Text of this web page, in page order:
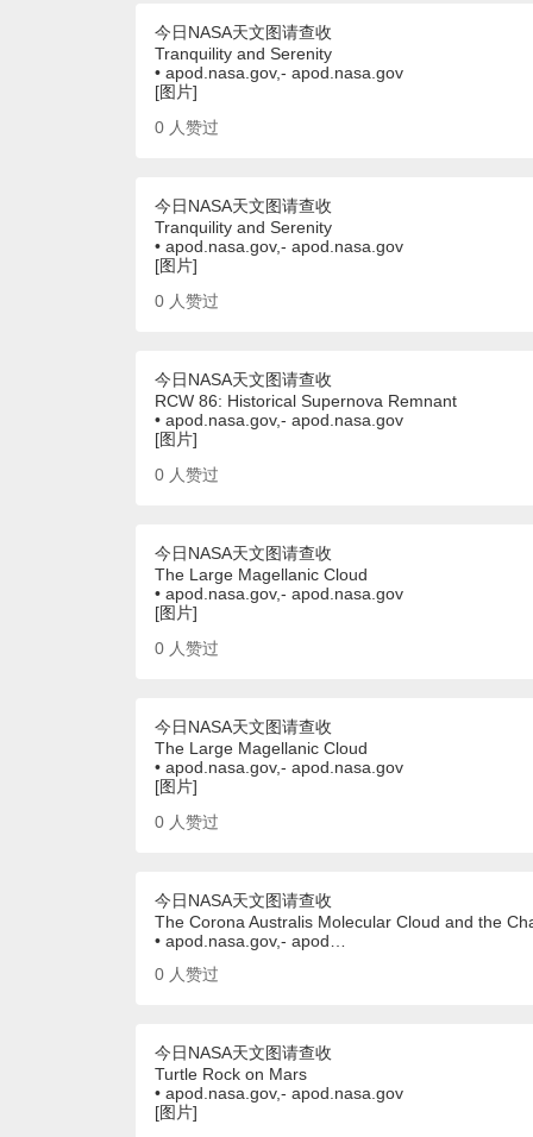
今日NASA天文图请查收
Tranquility and Serenity
• apod.nasa.gov,- apod.nasa.gov
[图片]
0 人赞过
今日NASA天文图请查收
Tranquility and Serenity
• apod.nasa.gov,- apod.nasa.gov
[图片]
0 人赞过
今日NASA天文图请查收
RCW 86: Historical Supernova Remnant
• apod.nasa.gov,- apod.nasa.gov
[图片]
0 人赞过
今日NASA天文图请查收
The Large Magellanic Cloud
• apod.nasa.gov,- apod.nasa.gov
[图片]
0 人赞过
今日NASA天文图请查收
The Large Magellanic Cloud
• apod.nasa.gov,- apod.nasa.gov
[图片]
0 人赞过
今日NASA天文图请查收
The Corona Australis Molecular Cloud and the
• apod.nasa.gov,- apod…
0 人赞过
今日NASA天文图请查收
Turtle Rock on Mars
• apod.nasa.gov,- apod.nasa.gov
[图片]